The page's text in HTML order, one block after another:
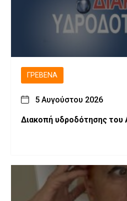
ΓΡΕΒΕΝΆ
5 Αυγούστου 2026
Διακοπή